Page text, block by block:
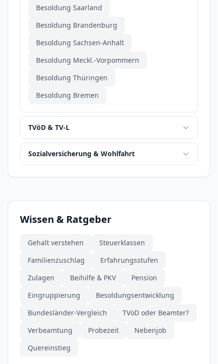
Besoldung Saarland
Besoldung Brandenburg
Besoldung Sachsen-Anhalt
Besoldung Meckl.-Vorpommern
Besoldung Thüringen
Besoldung Bremen
TVöD & TV-L
Sozialversicherung & Wohlfahrt
Wissen & Ratgeber
Gehalt verstehen
Steuerklassen
Familienzuschlag
Erfahrungsstufen
Zulagen
Beihilfe & PKV
Pension
Eingruppierung
Besoldungsentwicklung
Bundesländer-Vergleich
TVöD oder Beamter?
Verbeamtung
Probezeit
Nebenjob
Quereinstieg